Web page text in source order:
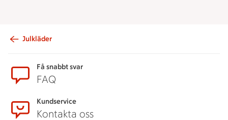
Julkläder
Få snabbt svar
FAQ
Kundservice
Kontakta oss